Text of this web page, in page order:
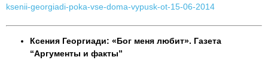
ksenii-georgiadi-poka-vse-doma-vypusk-ot-15-06-2014
Ксения Георгиади: «Бог меня любит». Газета
“Аргументы и факты”